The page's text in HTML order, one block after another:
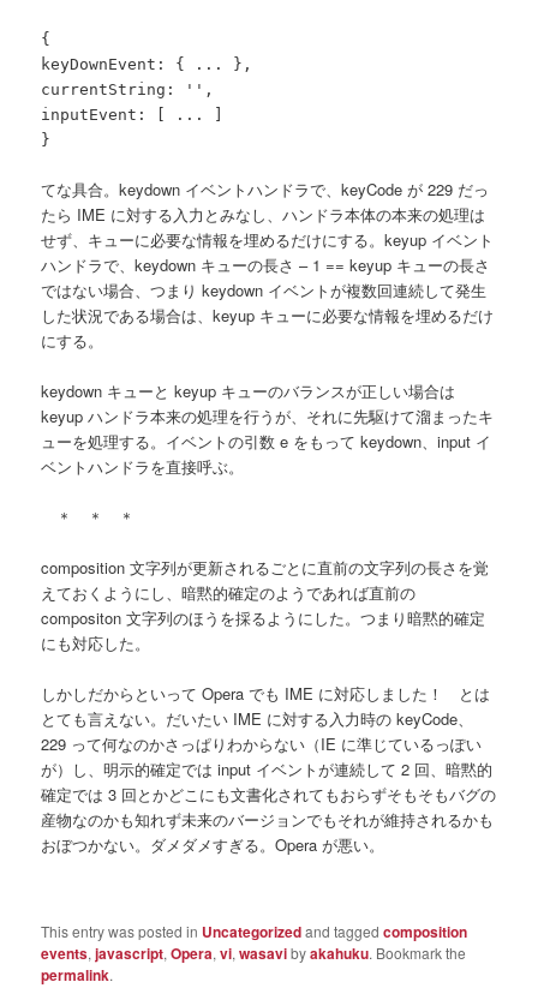
{
keyDownEvent: { ... },
currentString: '',
inputEvent: [ ... ]
}
てな具合。keydown イベントハンドラで、keyCode が 229 だっ
たら IME に対する入力とみなし、ハンドラ本体の本来の処理は
せず、キューに必要な情報を埋めるだけにする。keyup イベント
ハンドラで、keydown キューの長さ – 1 == keyup キューの長さ
ではない場合、つまり keydown イベントが複数回連続して発生
した状況である場合は、keyup キューに必要な情報を埋めるだけ
にする。
keydown キューと keyup キューのバランスが正しい場合は
keyup ハンドラ本来の処理を行うが、それに先駆けて溜まったキ
ューを処理する。イベントの引数 e をもって keydown、input イ
ベントハンドラを直接呼ぶ。
＊ ＊ ＊
composition 文字列が更新されるごとに直前の文字列の長さを覚
えておくようにし、暗黙的確定のようであれば直前の
compositon 文字列のほうを採るようにした。つまり暗黙的確定
にも対応した。
しかしだからといって Opera でも IME に対応しました！ とは
とても言えない。だいたい IME に対する入力時の keyCode、
229 って何なのかさっぱりわからない（IE に準じているっぽい
が）し、明示的確定では input イベントが連続して 2 回、暗黙的
確定では 3 回とかどこにも文書化されてもおらずそもそもバグの
産物なのかも知れず未来のバージョンでもそれが維持されるかも
おぼつかない。ダメダメすぎる。Opera が悪い。
This entry was posted in Uncategorizedand taggedcomposition
events,javascript,Opera,vi,wasavibyakahuku. Bookmark the
permalink.